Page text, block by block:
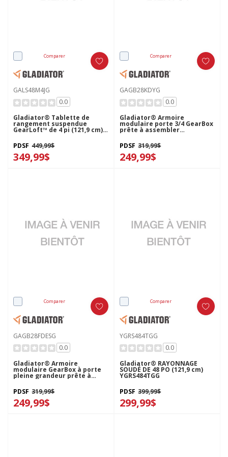
Comparer
GALS48M4JG
0.0
Gladiator® Tablette de
rangement suspendue
GearLoft™ de 4 pi (121,9 cm)
X 8 pi (243,8 cm) GALS48M4JG
PDSF 449,99$
349,99$
Comparer
GAGB28KDYG
0.0
Gladiator® Armoire
modulaire porte 3/4 GearBox
prête à assembler
GAGB28KDYG
PDSF 319,99$
249,99$
Comparer
GAGB28FDESG
0.0
Gladiator® Armoire
modulaire GearBox à porte
pleine grandeur prête à
assembler GAGB28FDESG
PDSF 319,99$
249,99$
Comparer
YGRS484TGG
0.0
Gladiator® RAYONNAGE
SOUDÉ DE 48 PO (121,9 cm)
YGRS484TGG
PDSF 399,99$
299,99$